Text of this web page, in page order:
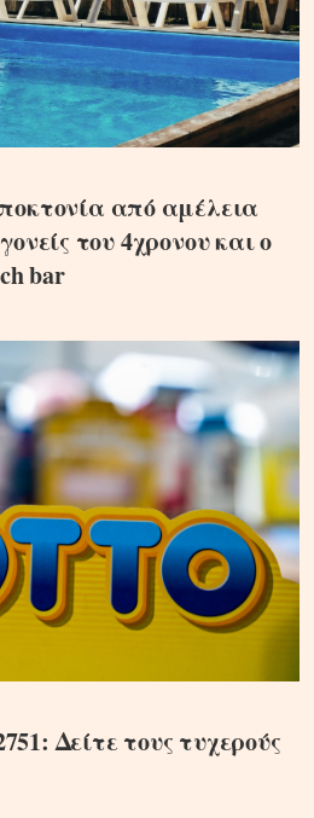
από αμέλεια
του 4χρονου και ο
bar
Δείτε τους τυχερούς